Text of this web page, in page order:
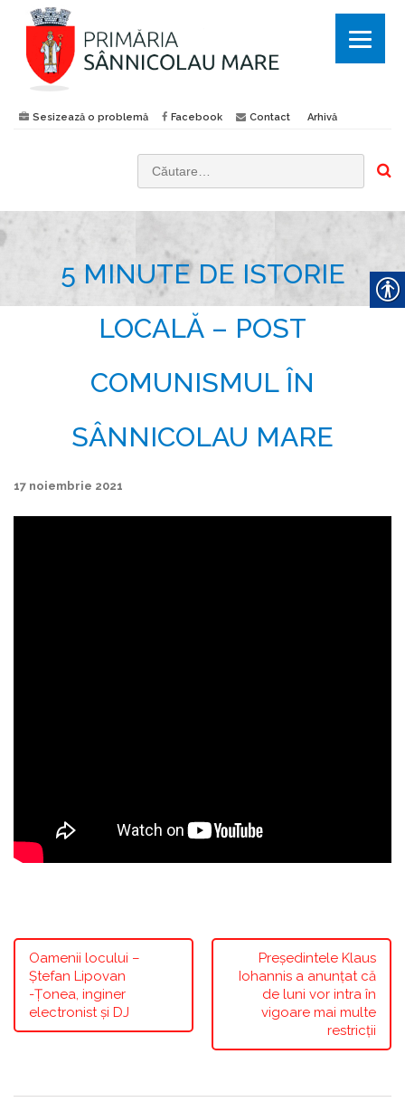
Sesizează o problemă Facebook Contact Arhivă
5 MINUTE DE ISTORIE
LOCALĂ – POST
COMUNISMUL ÎN
SÂNNICOLAU MARE
17 noiembrie 2021
Oamenii locului –
Ștefan Lipovan
-Țonea, inginer
electronist și DJ
Preşedintele Klaus
Iohannis a anunţat că
de luni vor intra în
vigoare mai multe
restricţii